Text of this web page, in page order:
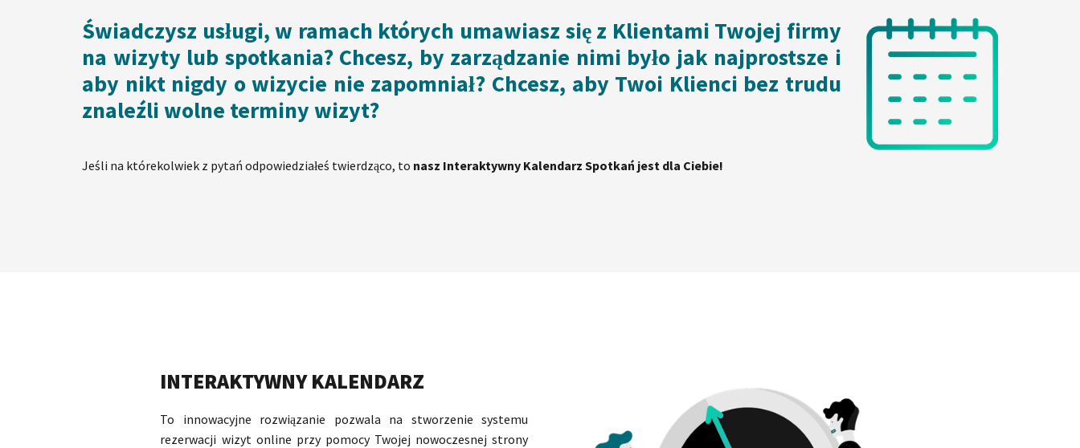
Świadczysz usługi, w ramach których umawiasz się z Klientami Twojej firmy
na wizyty lub spotkania? Chcesz, by zarządzanie nimi było jak najprostsze i
aby nikt nigdy o wizycie nie zapomniał? Chcesz, aby Twoi Klienci bez trudu
znaleźli wolne terminy wizyt?
Jeśli na którekolwiek z pytań odpowiedziałeś twierdząco, to nasz Interaktywny Kalendarz Spotkań jest dla Ciebie!
INTERAKTYWNY KALENDARZ
To innowacyjne rozwiązanie pozwala na stworzenie systemu
rezerwacji wizyt online przy pomocy Twojej nowoczesnej strony